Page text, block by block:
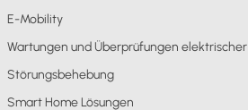
E-Mobility
Wartungen und Überprüfungen elektrischer
Störungsbehebung
Smart Home Lösungen